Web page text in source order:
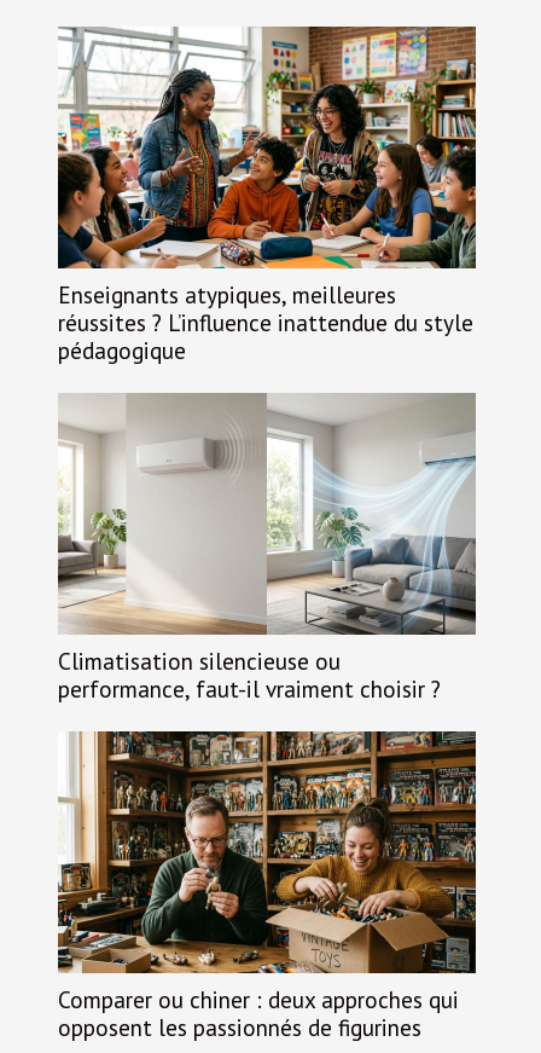
Enseignants atypiques, meilleures
réussites ? L’influence inattendue du style
pédagogique
Climatisation silencieuse ou
performance, faut-il vraiment choisir ?
Comparer ou chiner : deux approches qui
opposent les passionnés de figurines